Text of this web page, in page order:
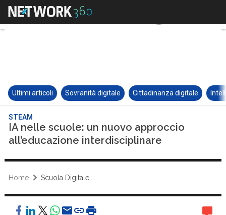
Ultimi articoli Sovranità digitale Cittadinanza digitale
STEAM
IA nelle scuole: un nuovo approccio
all’educazione interdisciplinare
Home Scuola Digitale